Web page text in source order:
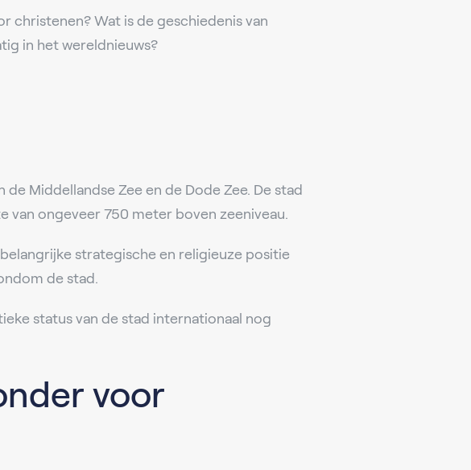
christenen? Wat is de geschiedenis van
in het wereldnieuws?
Middellandse Zee en de Dode Zee. De stad
van ongeveer 750 meter boven zeeniveau.
strategische en religieuze positie
de stad.
status van de stad internationaal nog
voor